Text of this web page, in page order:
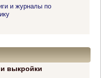
и журналы по
выкройки